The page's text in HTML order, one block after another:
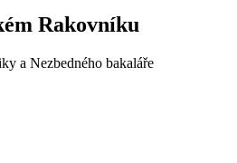
Rakovníku
a Nezbedného bakaláře